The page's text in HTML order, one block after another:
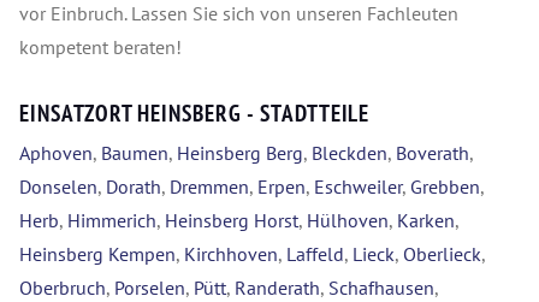
vor Einbruch. Lassen Sie sich von unseren Fachleuten
kompetent beraten!
EINSATZORT HEINSBERG - STADTTEILE
Aphoven, Baumen, Heinsberg Berg, Bleckden, Boverath,
Donselen, Dorath, Dremmen, Erpen, Eschweiler, Grebben,
Herb, Himmerich, Heinsberg Horst, Hülhoven, Karken,
Heinsberg Kempen, Kirchhoven, Laffeld, Lieck, Oberlieck,
Oberbruch, Porselen, Pütt, Randerath, Schafhausen,